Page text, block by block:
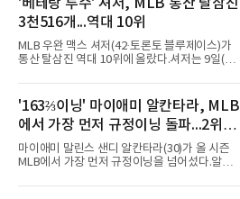
윈 디아스가 헤랄도 페르도모와 코빈 캐럴에게
연속 3루타를 맞고 동점을 허용했다.수술과 재
활을 마치고 지난달 30일 복귀한 디아스는 전날
끝내기 역전 홈런에 이어 이틀 연속 무너졌다. 다
만 무사 3루를 실점 없이 넘겨 경기는 연장으로
이어가 1사 1, 3루에서 병살타를 유도했다.시즌
70승 47패가 된 다저스는 지구
'베테랑 투수' 셔저, MLB 통산 탈삼진
3천516개...역대 10위
MLB 우완 맥스 셔저(42·토론토 블루제이스)가
통산 탈삼진 역대 10위에 올랐다.셔저는 9일(한
서 열린 필라델피아 필리스와의 원정 경기에 선
발 등판해 5⅓이닝 4탈삼진을 기록, 통산 3천
516개를 쌓아 월터 존슨(3천515개)을 1개 차로
제쳤다.이 부문 1위는 놀런 라이언(5천714개)이
며 랜디 존슨(4천875개), 로저 클레먼스(4천672
개), 스티브 칼턴(4천136개)이 뒤를 잇는다.현역
중에서는 올 시즌 후 은퇴하는 통산 8위 저스틴
'163⅔이닝' 마이애미 알칸타라, MLB
에서 가장 먼저 규정이닝 돌파...2위와
14이닝 차
마이애미 말린스 샌디 알칸타라(30)가 올 시즌
MLB에서 가장 먼저 규정이닝을 넘어섰다.알칸
크에서 열린 로스앤젤레스 에인절스전에 선발